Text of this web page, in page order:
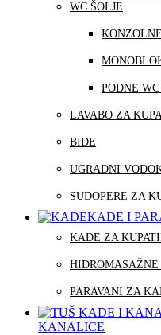
WC ŠOLJE
PODNE
LAVABO ZA
BIDE
UGRADNI
SUDOPERE ZA
KADE I
KADE ZA
PARAVANI ZA
KANALICE